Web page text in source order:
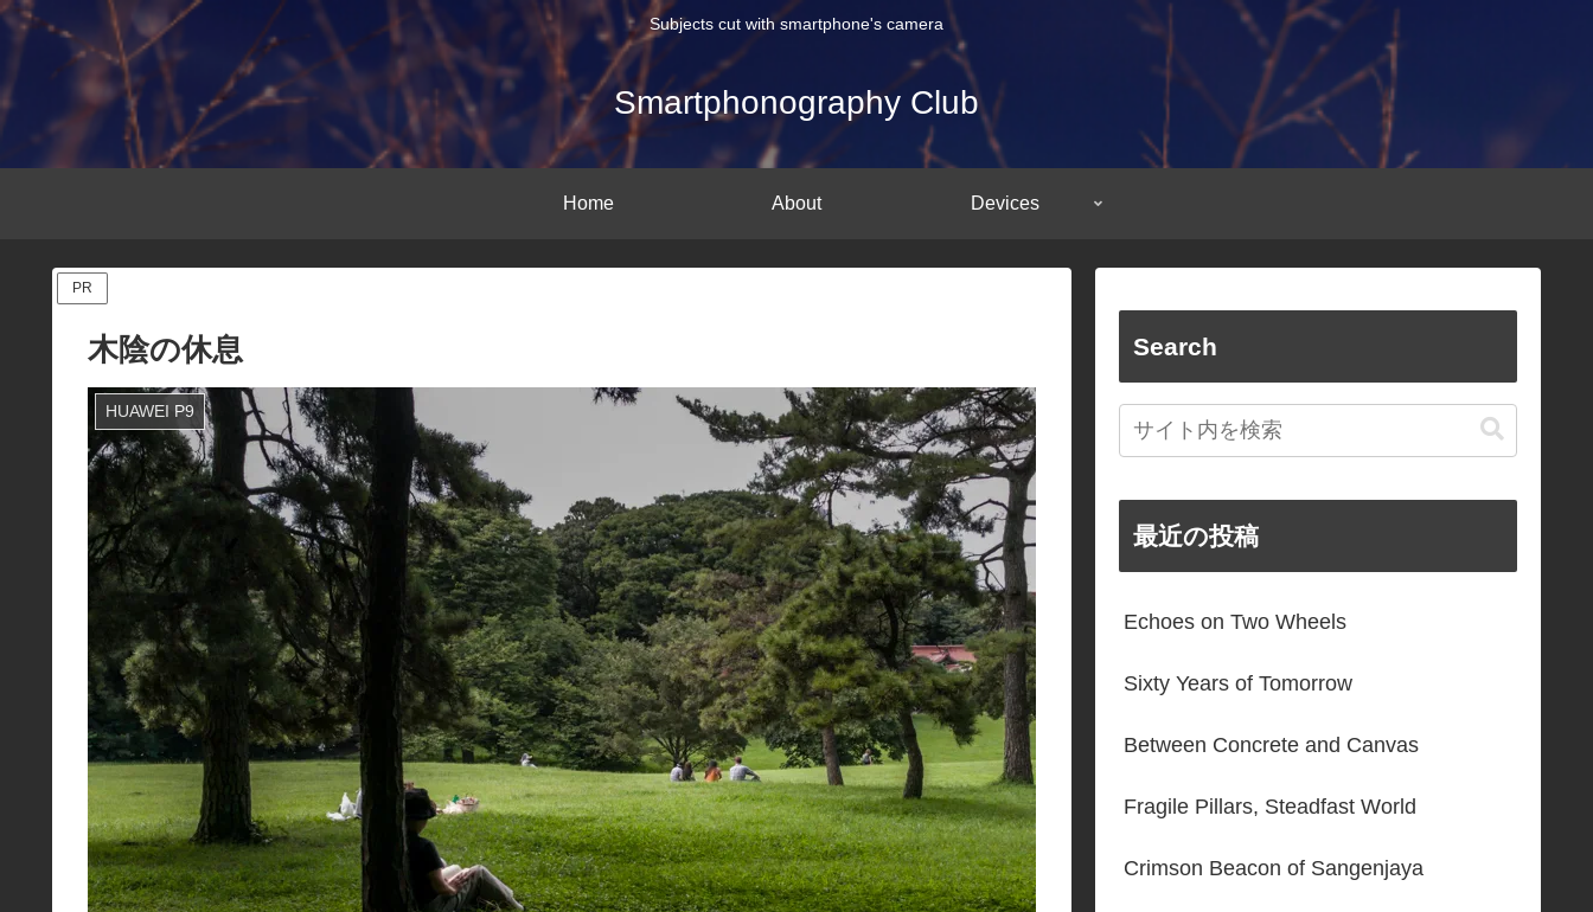
Subjects cut with smartphone's camera
Smartphonography Club
Home About Devices
PR
木陰の休息
HUAWEI P9
Search
最近の投稿
Echoes on Two Wheels
Sixty Years of Tomorrow
Between Concrete and Canvas
Fragile Pillars, Steadfast World
Crimson Beacon of Sangenjaya